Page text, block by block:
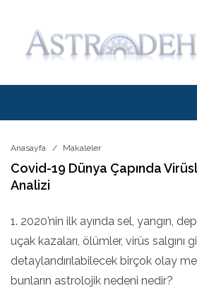
Anasayfa Makaleler
Covid-19 Dünya Çapında
Analizi
1. 2020’nin ilk ayında sel, yangın,
uçak kazaları, ölümler, virüs salgını
detaylandırılabilecek birçok olay
bunların astrolojik nedeni nedir?